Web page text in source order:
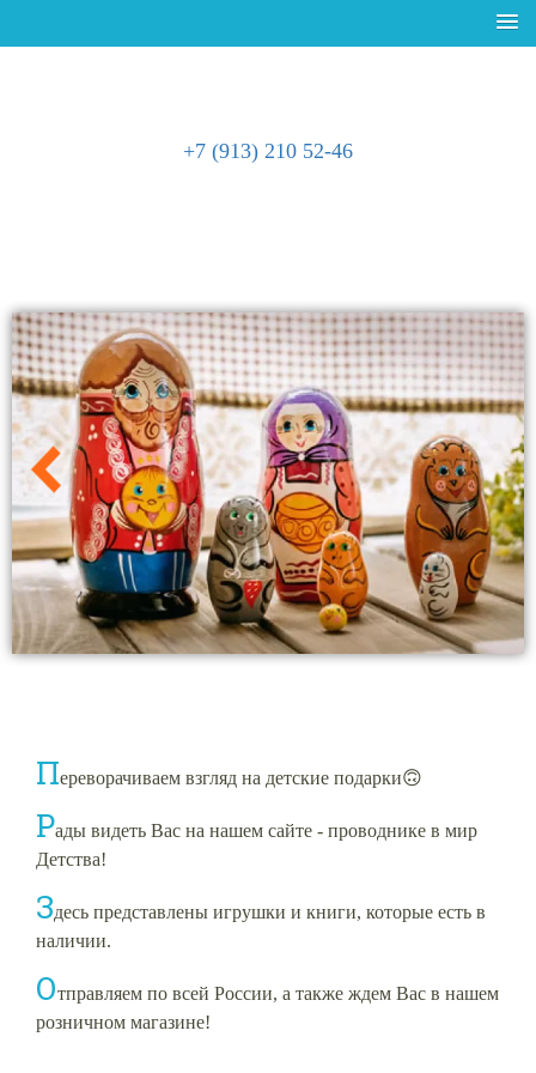
+7 (913) 210 52-46
Переворачиваем взгляд на детские подарки🙃
Рады видеть Вас на нашем сайте - проводнике в мир
Детства!
Здесь представлены игрушки и книги, которые есть в
наличии.
Отправляем по всей России, а также ждем Вас в нашем
розничном магазине!